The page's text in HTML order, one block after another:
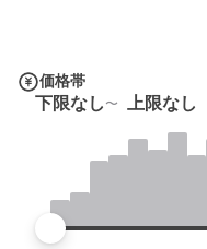
価格帯
下限なし 上限なし